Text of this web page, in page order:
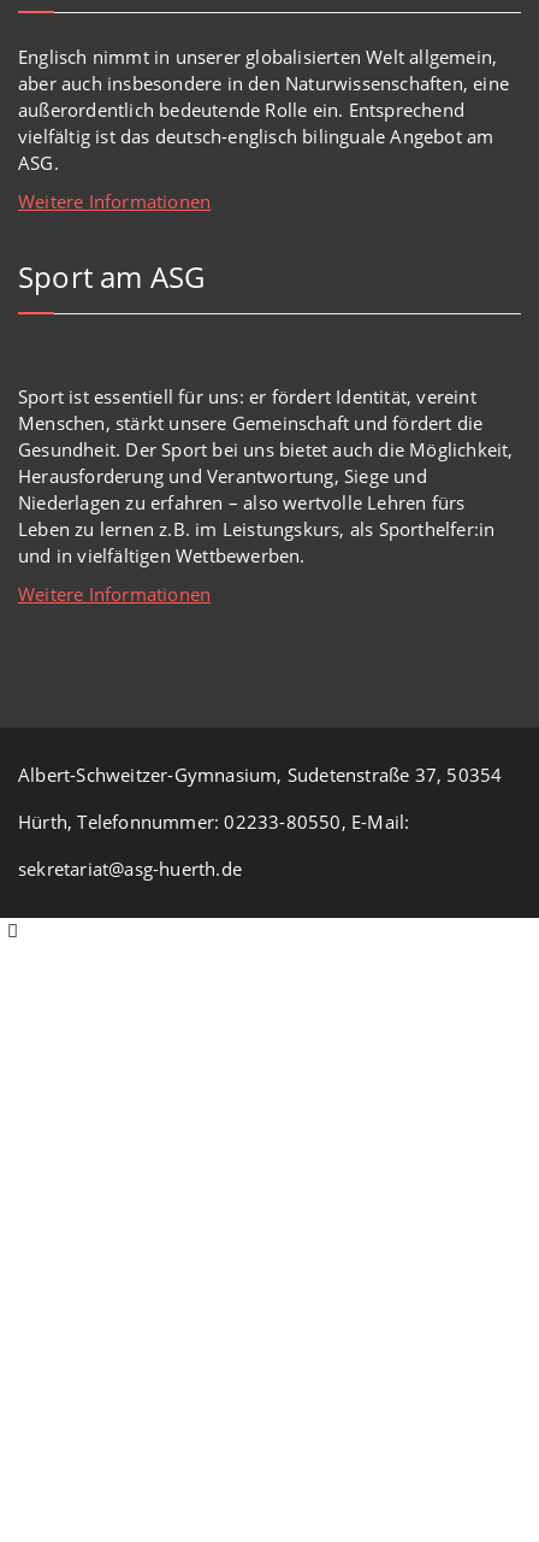
Englisch nimmt in unserer globalisierten Welt allgemein,
aber auch insbesondere in den Naturwissenschaften, eine
außerordentlich bedeutende Rolle ein. Entsprechend
vielfältig ist das deutsch-englisch bilinguale Angebot am
ASG.
Weitere Informationen
Sport am ASG
Sport ist essentiell für uns: er fördert Identität, vereint
Menschen, stärkt unsere Gemeinschaft und fördert die
Gesundheit. Der Sport bei uns bietet auch die Möglichkeit,
Herausforderung und Verantwortung, Siege und
Niederlagen zu erfahren – also wertvolle Lehren fürs
Leben zu lernen z.B. im Leistungskurs, als Sporthelfer:in
und in vielfältigen Wettbewerben.
Weitere Informationen
Albert-Schweitzer-Gymnasium, Sudetenstraße 37, 50354
Hürth, Telefonnummer: 02233-80550, E-Mail:
sekretariat@asg-huerth.de